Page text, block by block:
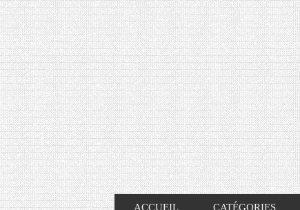
2024 FEAT. AKILA
[VIDÉO] OBJECTIF POIDS SANTÉ #67 :
VIE DES AUTRES
[VIDÉO] UNBOXING : LES MY LITTLE &
FÉVRIER ET MARS 2024 FEAT. AKILA
[VIDÉO] LA SÉLECTION DU MOIS
[VIDÉO] HELLOFRESH #34 : IDÉES
ACCUEIL CATÉGORIES